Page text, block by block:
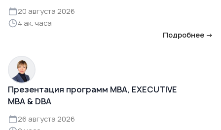
20 августа 2026
4 ак. часа
Подробнее →
Презентация программ MBA, EXECUTIVE
MBA & DBA
26 августа 2026